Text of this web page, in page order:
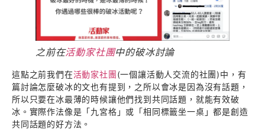
之前在活動家社團中的破冰討論
這點之前我們在活動家社團 (一個讓活動人交流的社團)中，有
篇討論怎麼破冰的文也有提到，之所以會冰是因為沒有話題，
所以只要在冰最薄的時候讓他們找到共同話題，就能有效破
冰。實際作法像是「九宮格」或「相同標籤坐一桌」都是創造
共同話題的好方法。